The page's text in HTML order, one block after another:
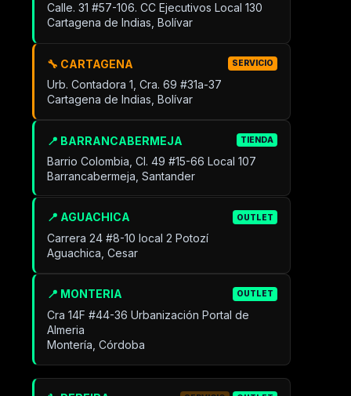
Calle. 31 #57-106. CC Ejecutivos Local 130
Cartagena de Indias, Bolívar
🔧 CARTAGENA SERVICIO
Urb. Contadora 1, Cra. 69 #31a-37
Cartagena de Indias, Bolívar
📍 BARRANCABERMEJA TIENDA
Barrio Colombia, Cl. 49 #15-66 Local 107
Barrancabermeja, Santander
📍 AGUACHICA OUTLET
Carrera 24 #8-10 local 2 Potozí
Aguachica, Cesar
📍 MONTERIA OUTLET
Cra 14F #44-36 Urbanización Portal de
Almeria
Montería, Córdoba